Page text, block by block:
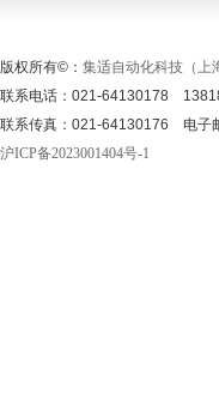
版权所有©： 集适自动化科技（上
联系电话：021-64130178
联系传真：021-64130176 电子
沪ICP备2023001404号-1